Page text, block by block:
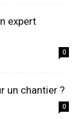
expert
0
un chantier ?
0